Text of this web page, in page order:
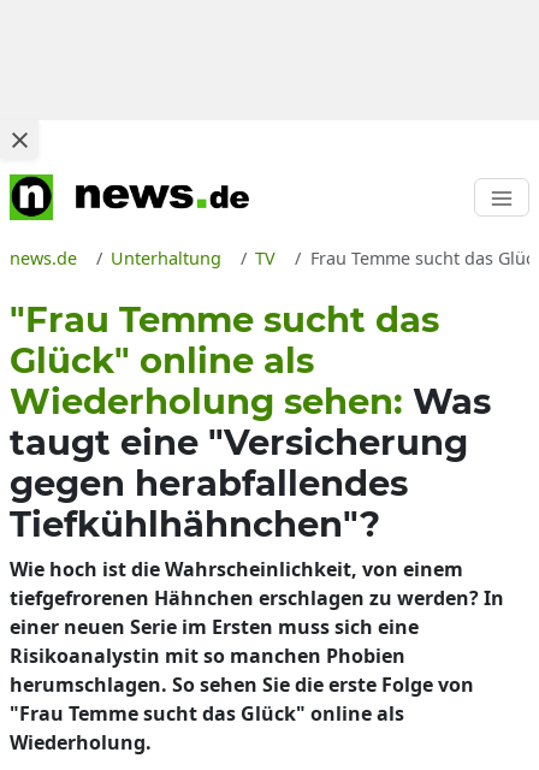
news.de Unterhaltung TV Frau Temme sucht das
"Frau Temme sucht das
Glück" online als
Wiederholung sehen: Was
taugt eine "Versicherung
gegen herabfallendes
Tiefkühlhähnchen"?
Wie hoch ist die Wahrscheinlichkeit, von einem
tiefgefrorenen Hähnchen erschlagen zu werden? In
einer neuen Serie im Ersten muss sich eine
Risikoanalystin mit so manchen Phobien
herumschlagen. So sehen Sie die erste Folge von
"Frau Temme sucht das Glück" online als
Wiederholung.